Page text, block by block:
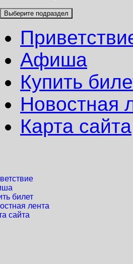
Выберите подраздел
Афиша
Купить
Новостная
Карта сайта
билет
лента
сайта